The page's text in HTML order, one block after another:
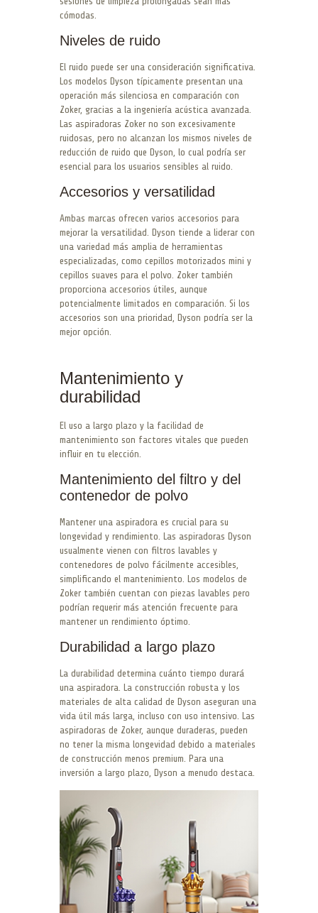
cómodas.
Niveles de ruido
El ruido puede ser una consideración significativa.
Los modelos Dyson típicamente presentan una
operación más silenciosa en comparación con
Zoker, gracias a la ingeniería acústica avanzada.
Las aspiradoras Zoker no son excesivamente
ruidosas, pero no alcanzan los mismos niveles de
reducción de ruido que Dyson, lo cual podría ser
esencial para los usuarios sensibles al ruido.
Accesorios y versatilidad
Ambas marcas ofrecen varios accesorios para
mejorar la versatilidad. Dyson tiende a liderar con
una variedad más amplia de herramientas
especializadas, como cepillos motorizados mini y
cepillos suaves para el polvo. Zoker también
proporciona accesorios útiles, aunque
potencialmente limitados en comparación. Si los
accesorios son una prioridad, Dyson podría ser la
mejor opción.
Mantenimiento y
durabilidad
El uso a largo plazo y la facilidad de
mantenimiento son factores vitales que pueden
influir en tu elección.
Mantenimiento del filtro y del
contenedor de polvo
Mantener una aspiradora es crucial para su
longevidad y rendimiento. Las aspiradoras Dyson
usualmente vienen con filtros lavables y
contenedores de polvo fácilmente accesibles,
simplificando el mantenimiento. Los modelos de
Zoker también cuentan con piezas lavables pero
podrían requerir más atención frecuente para
mantener un rendimiento óptimo.
Durabilidad a largo plazo
La durabilidad determina cuánto tiempo durará
una aspiradora. La construcción robusta y los
materiales de alta calidad de Dyson aseguran una
vida útil más larga, incluso con uso intensivo. Las
aspiradoras de Zoker, aunque duraderas, pueden
no tener la misma longevidad debido a materiales
de construcción menos premium. Para una
inversión a largo plazo, Dyson a menudo destaca.